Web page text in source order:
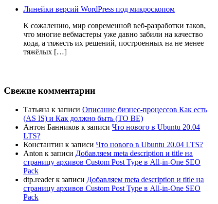
Линейки версий WordPress под микроскопом
К сожалению, мир современной веб-разработки таков,
что многие вебмастеры уже давно забили на качество
кода, а тяжесть их решений, построенных на не менее
тяжёлых […]
Свежие комментарии
Татьяна к записи Описание бизнес-процессов Как есть
(AS IS) и Как должно быть (TO BE)
Антон Банников к записи Что нового в Ubuntu 20.04
LTS?
Константин к записи Что нового в Ubuntu 20.04 LTS?
Anton к записи Добавляем meta description и title на
страницу архивов Custom Post Type в All-in-One SEO
Pack
dtp.readerк записи Добавляем meta description и title на
страницу архивов Custom Post Type в All-in-One SEO
Pack